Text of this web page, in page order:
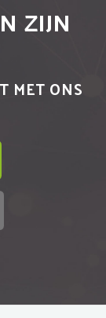
ZIJN
MET ONS